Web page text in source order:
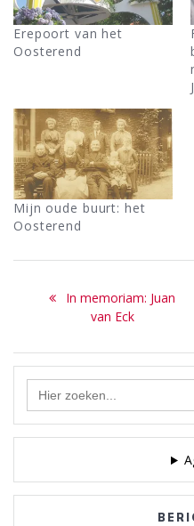
Erepoort van het
Oosterend
Mijn oude buurt: het
Oosterend
navigatie
Previous
post:
In memoriam: Juan
van Eck